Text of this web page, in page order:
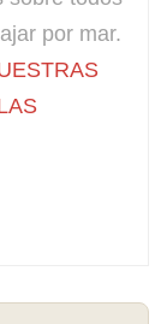
por mar.